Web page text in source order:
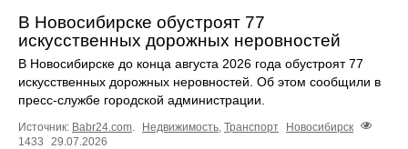
В Новосибирске обустроят 77
искусственных дорожных неровностей
В Новосибирске до конца августа 2026 года обустроят 77
искусственных дорожных неровностей. Об этом сообщили в
пресс-службе городской администрации.
Источник: Babr24.com Недвижимость Транспорт
Новосибирск
1433
29.07.2026